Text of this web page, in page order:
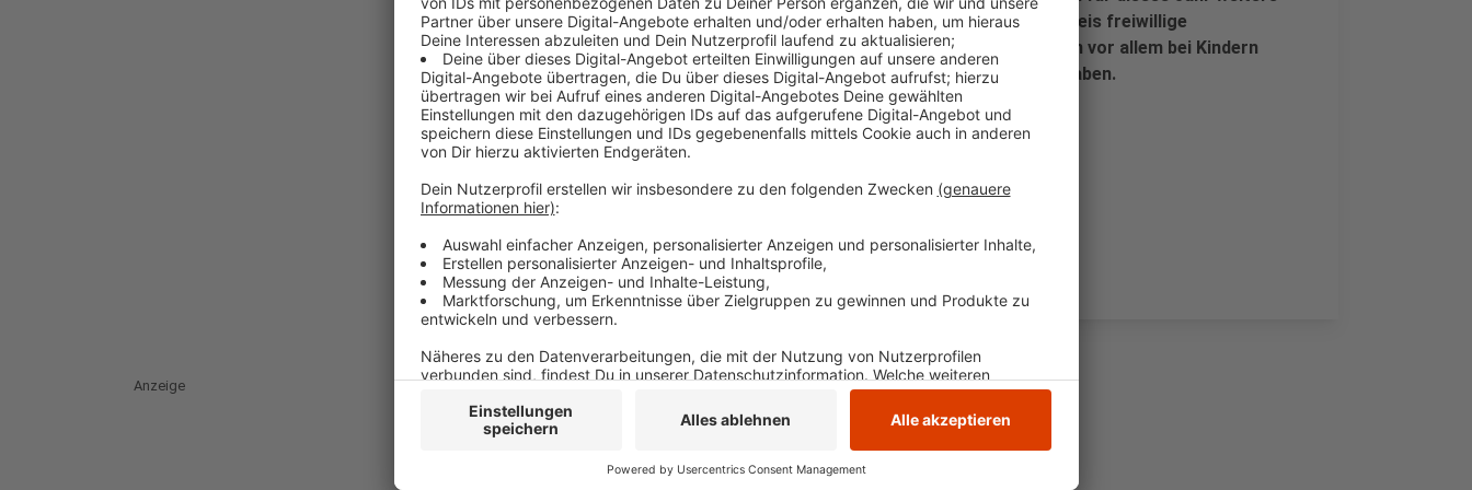
umfangreiche Messungen geplant. Außerdem bereitet der Kreis freiwillige
Blutuntersuchungen vor. PCB gilt als krebserregend und kann vor allem bei Kindern
negative Auswirkungen auf das Immun- und Nervensystem haben.
Veröffentlicht:Freitag, 24.01.2020 05:54
Anzeige